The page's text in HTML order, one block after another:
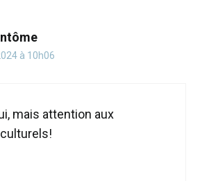
à 10h06
mais attention aux